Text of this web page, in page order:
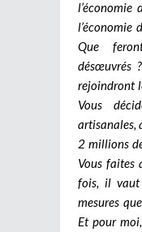
l’économie
Que
désœuvrés
rejoindront
Vous
artisanales,
2 millions
Vous faites
fois, il vaut
mesures
Et pour